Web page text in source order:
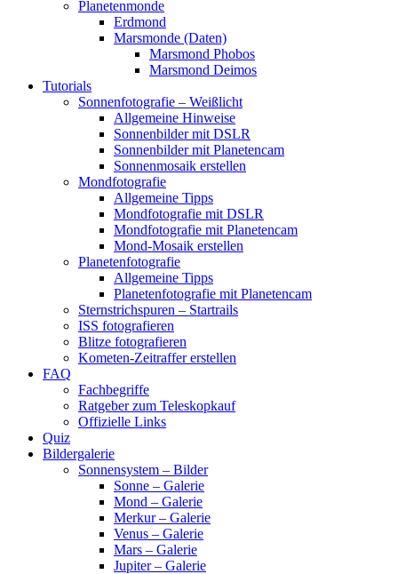
Planetenmonde
Erdmond
Marsmonde (Daten)
Marsmond Phobos
Marsmond Deimos
Tutorials
Sonnenfotografie – Weißlicht
Allgemeine Hinweise
Sonnenbilder mit DSLR
Sonnenbilder mit Planetencam
Sonnenmosaik erstellen
Mondfotografie
Allgemeine Tipps
Mondfotografie mit DSLR
Mondfotografie mit Planetencam
Mond-Mosaik erstellen
Planetenfotografie
Allgemeine Tipps
Planetenfotografie mit Planetencam
Sternstrichspuren – Startrails
ISS fotografieren
Blitze fotografieren
Kometen-Zeitraffer erstellen
FAQ
Fachbegriffe
Ratgeber zum Teleskopkauf
Offizielle Links
Quiz
Bildergalerie
Sonnensystem – Bilder
Sonne – Galerie
Mond – Galerie
Merkur – Galerie
Venus – Galerie
Mars – Galerie
Jupiter – Galerie